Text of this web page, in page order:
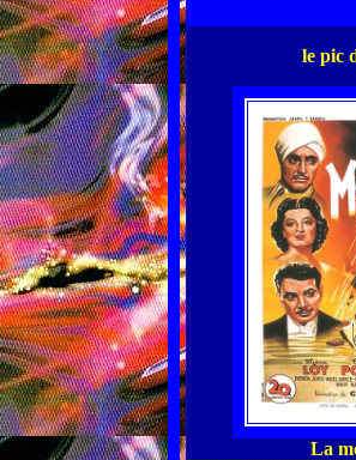
le pic
La